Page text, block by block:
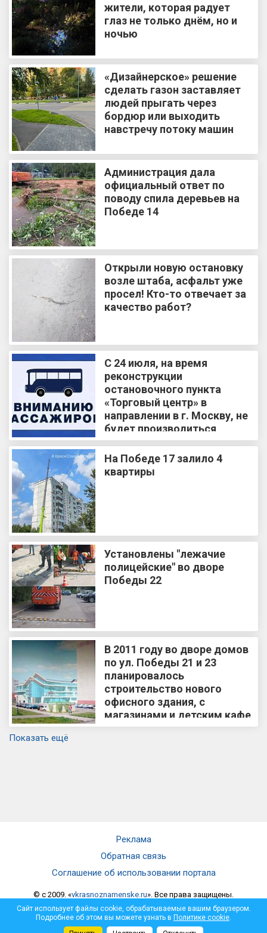
жители, которая радует
глаз не только днём, но и
ночью
«Дизайнерское» решение
сделать газон заставляет
людей прыгать через
бордюр или выходить
навстречу потоку машин
Администрация дала
официальный ответ по
поводу спила деревьев на
Победе 14
Открыли новую остановку
возле штаба, асфальт уже
просел! Кто-то отвечает за
качество работ?
С 24 июля, на время
реконструкции
остановочного пункта
«Торговый центр» в
направлении в г. Москву, не
будет производиться
посадка и высадка
пассажиров
На Победе 17 залило 4
квартиры
Установлены "лежачие
полицейские" во дворе
Победы 22
В 2011 году во дворе домов
по ул. Победы 21 и 23
планировалось
строительство нового
офисного здания, с
магазинами и детским кафе
Показать ещё
Реклама
Обратная связь
Соглашение об использовании портала
© c 2009. «vkrasnoznamenske.ru». Все права защищены.
Мнение администрации не всегда совпадает с мнением автора.
Администрация не несет ответственности за достоверность
опубликованной информации и за отзывы, оставленные
Сайт использует файлы cookie, обрабатываемые вашим браузером.
Подробнее об этом вы можете узнать в Политике cookie.